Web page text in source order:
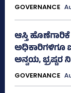
GOVERNANCE
ಆಸ್ತಿ
ಅನ್ವಯ, ಭ್ರಷ್ಟರ
GOVERNANCE